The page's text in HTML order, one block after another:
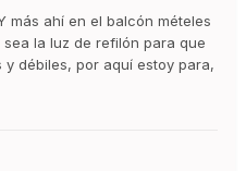
más ahí en el balcón mételes
la luz de refilón para que
débiles, por aquí estoy para,